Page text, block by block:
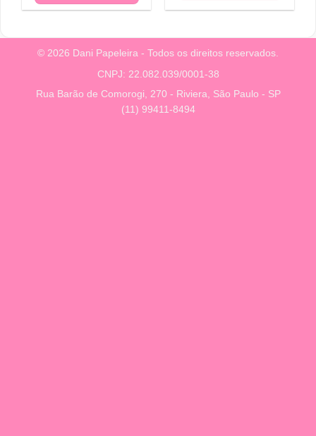
© 2026 Dani Papeleira - Todos os direitos reservados.
CNPJ: 22.082.039/0001-38
Rua Barão de Comorogi, 270 - Riviera, São Paulo - SP
(11) 99411-8494